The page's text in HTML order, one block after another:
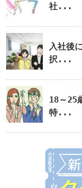
社...
入社後
択...
18～25
特...